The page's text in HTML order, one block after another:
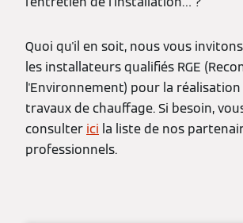
Quoi qu'il en soit, nous vous
les installateurs qualifiés RGE
l'Environnement) pour la réalisation
travaux de chauffage. Si besoin,
consulter ici la liste de nos
professionnels.